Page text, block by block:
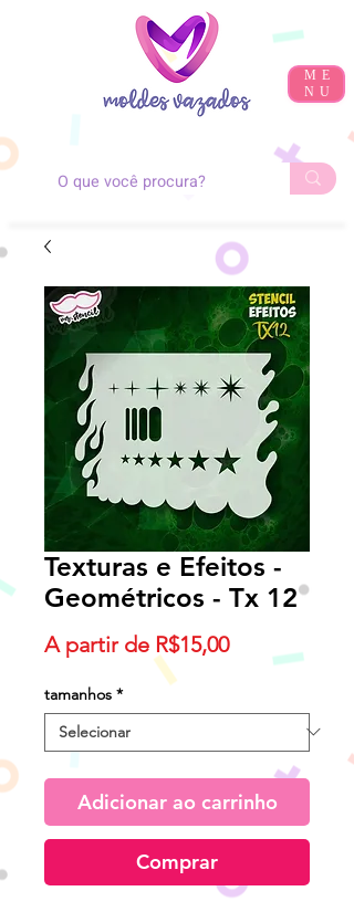
ME
NU
Texturas e Efeitos -
Geométricos - Tx 12
A partir de R$15,00Preço
promocional
tamanhos *
Adicionar ao carrinho
Comprar